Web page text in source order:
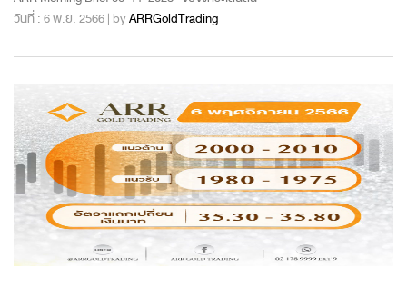
วันที่ : 6 พ.ย. 2566 | byARRGoldTrading